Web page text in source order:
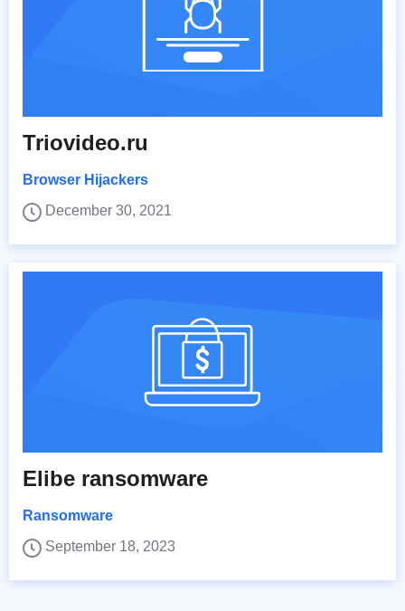
Triovideo.ru
Browser Hijackers
December 30, 2021
Elibe ransomware
Ransomware
September 18, 2023